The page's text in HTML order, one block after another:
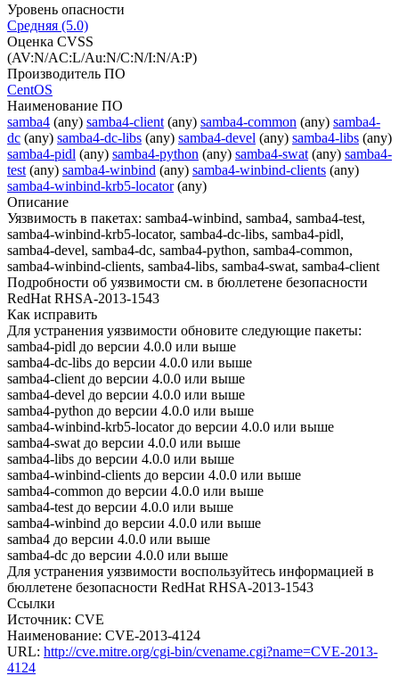
Уровень опасности
Средняя (5.0)
Оценка CVSS
(AV:N/AC:L/Au:N/C:N/I:N/A:P)
Производитель ПО
CentOS
Наименование ПО
samba4 (any) samba4-client (any) samba4-common (any) samba4-
dc (any) samba4-dc-libs (any) samba4-devel (any) samba4-libs (any)
samba4-pidl (any) samba4-python (any) samba4-swat (any) samba4-
test (any) samba4-winbind (any) samba4-winbind-clients (any)
samba4-winbind-krb5-locator(any)
Описание
Уязвимость в пакетах: samba4-winbind, samba4, samba4-test,
samba4-winbind-krb5-locator, samba4-dc-libs, samba4-pidl,
samba4-devel, samba4-dc, samba4-python, samba4-common,
samba4-winbind-clients, samba4-libs, samba4-swat, samba4-client
Подробности об уязвимости см. в бюллетене безопасности
RedHat RHSA-2013-1543
Как исправить
Для устранения уязвимости обновите следующие пакеты:
samba4-pidl до версии 4.0.0 или выше
samba4-dc-libs до версии 4.0.0 или выше
samba4-client до версии 4.0.0 или выше
samba4-devel до версии 4.0.0 или выше
samba4-python до версии 4.0.0 или выше
samba4-winbind-krb5-locator до версии 4.0.0 или выше
samba4-swat до версии 4.0.0 или выше
samba4-libs до версии 4.0.0 или выше
samba4-winbind-clients до версии 4.0.0 или выше
samba4-common до версии 4.0.0 или выше
samba4-test до версии 4.0.0 или выше
samba4-winbind до версии 4.0.0 или выше
samba4 до версии 4.0.0 или выше
samba4-dc до версии 4.0.0 или выше
Для устранения уязвимости воспользуйтесь информацией в
бюллетене безопасности RedHat RHSA-2013-1543
Ссылки
Источник: CVE
Наименование: CVE-2013-4124
URL: http://cve.mitre.org/cgi-bin/cvename.cgi?name=CVE-2013-
4124